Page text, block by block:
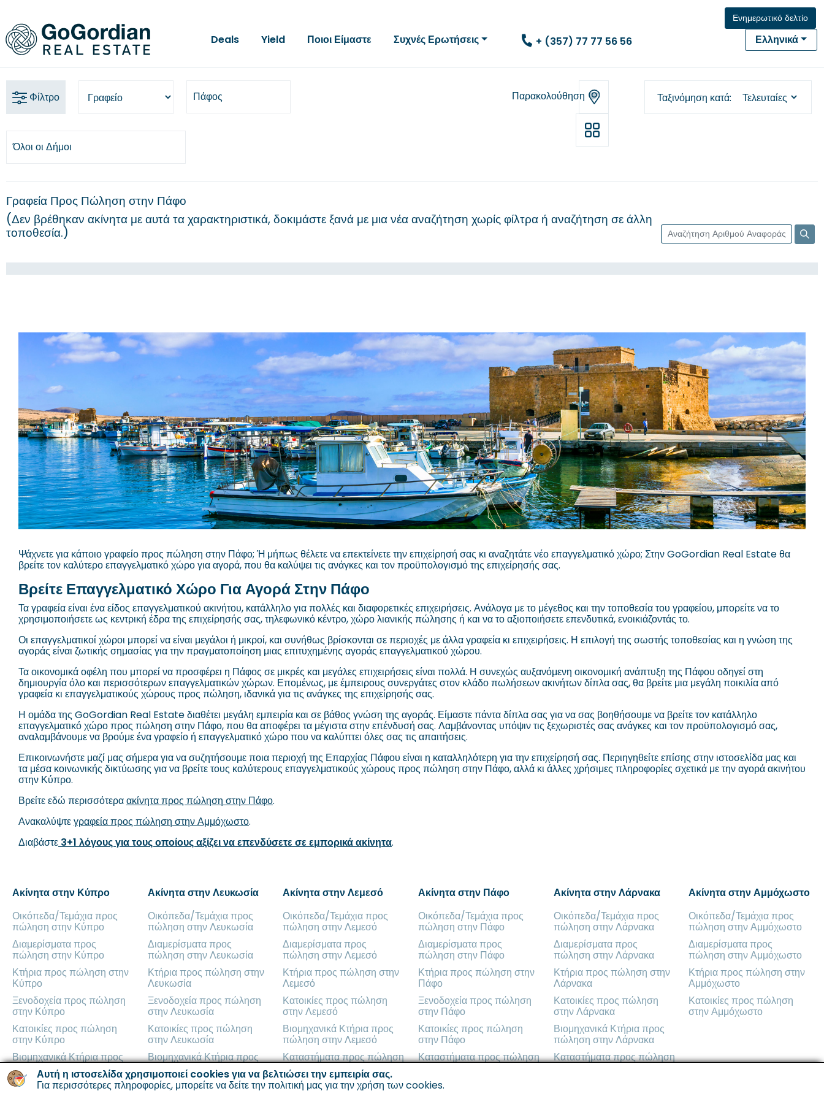
Αυτή η ιστοσελίδα χρησιμοποιεί cookies για να βελτιώσει την εμπειρία σας.
Για περισσότερες πληροφορίες, μπορείτε να δείτε τηνπολιτική μας για την χρήση των cookies.
Deals Yield Ποιοι Είμαστε Συχνές Ερωτήσεις + (357) 77 77 56 56
Ενημερωτικό δελτίο
Ελληνικά
Φίλτρο Πάφος
Όλοι οι Δήμοι
Παρακολούθηση Ταξινόμηση κατά
Γραφεία Προς Πώληση στην Πάφο
Δεν βρέθηκαν ακίνητα με αυτά τα χαρακτηριστικά, δοκιμάστε ξανά με μια νέααναζήτηση χωρίς φίλτρα ή αναζήτηση σε άλλη
τοποθεσία.
Ψάχνετε για κάποιο γραφείο προς πώληση στην Πάφο; Ή μήπως θέλετε να επεκτείνετε την επιχείρησή σας κι αναζητάτε νέο επαγγελματικό χώρο; Στην GoGordian Real Estate θα
βρείτε τον καλύτερο επαγγελματικό χώρο για αγορά, που θα καλύψει τις ανάγκες και τον προϋπολογισμό της επιχείρησής σας.
Βρείτε Επαγγελματικό Χώρο Για Αγορά Στην Πάφο
Τα γραφεία είναι ένα είδος επαγγελματικού ακινήτου, κατάλληλο για πολλές και διαφορετικές επιχειρήσεις. Ανάλογα με το μέγεθος και την τοποθεσία του γραφείου, μπορείτε να το
χρησιμοποιήσετε ως κεντρική έδρα της επιχείρησής σας, τηλεφωνικό κέντρο, χώρο λιανικής πώλησης ή και να το αξιοποιήσετε επενδυτικά, ενοικιάζοντάς το.
Οι επαγγελματικοί χώροι μπορεί να είναι μεγάλοι ή μικροί, και συνήθως βρίσκονται σε περιοχές με άλλα γραφεία κι επιχειρήσεις. Η επιλογή της σωστής τοποθεσίας και η γνώση της
αγοράς είναι ζωτικής σημασίας για την πραγματοποίηση μιας επιτυχημένης αγοράς επαγγελματικού χώρου.
Τα οικονομικά οφέλη που μπορεί να προσφέρει η Πάφος σε μικρές και μεγάλες επιχειρήσεις είναι πολλά. Η συνεχώς αυξανόμενη οικονομική ανάπτυξη της Πάφου οδηγεί στη
δημιουργία όλο και περισσότερων επαγγελματικών χώρων. Επομένως, με έμπειρους συνεργάτες στον κλάδο πωλήσεων ακινήτων δίπλα σας, θα βρείτε μια μεγάλη ποικιλία από
γραφεία κι επαγγελματικούς χώρους προς πώληση, ιδανικά για τις ανάγκες της επιχείρησής σας.
Η ομάδα της GoGordian Real Estate διαθέτει μεγάλη εμπειρία και σε βάθος γνώση της αγοράς. Είμαστε πάντα δίπλα σας για να σας βοηθήσουμε να βρείτε τον κατάλληλο
επαγγελματικό χώρο προς πώληση στην Πάφο, που θα αποφέρει τα μέγιστα στην επένδυσή σας. Λαμβάνοντας υπόψιν τις ξεχωριστές σας ανάγκες και τον προϋπολογισμό σας,
αναλαμβάνουμε να βρούμε ένα γραφείο ή επαγγελματικό χώρο που να καλύπτει όλες σας τις απαιτήσεις.
Επικοινωνήστε μαζί μας σήμερα για να συζητήσουμε ποια περιοχή της Επαρχίας Πάφου είναι η καταλληλότερη για την επιχείρησή σας. Περιηγηθείτε επίσης στην ιστοσελίδα μας και
τα μέσα κοινωνικής δικτύωσης για να βρείτε τους καλύτερους επαγγελματικούς χώρους προς πώληση στην Πάφο, αλλά κι άλλες χρήσιμες πληροφορίες σχετικά με την αγορά ακινήτου
στην Κύπρο.
Βρείτε εδώ περισσότεραακίνητα προς πώληση στην Πάφο.
Ανακαλύψτεγραφεία προς πώληση στην Αμμόχωστο.
Διαβάστε 3+1 λόγους για τους οποίους αξίζει να επενδύσετε σε εμπορικά ακίνητα.
Ακίνητα στην Κύπρο
Οικόπεδα/Τεμάχια προς
πώληση στην Κύπρο
Διαμερίσματα προς
πώληση στην Κύπρο
Κτήρια προς πώληση στην
Κύπρο
Ξενοδοχεία προς πώληση
στην Κύπρο
Κατοικίες προς πώληση
στην Κύπρο
Βιομηχανικά Κτήρια προς
πώληση στην Κύπρο
Γραφεία προς πώληση στην
Ακίνητα στην Λευκωσία
Οικόπεδα/Τεμάχια προς
πώληση στην Λευκωσία
Διαμερίσματα προς
πώληση στην Λευκωσία
Κτήρια προς πώληση στην
Λευκωσία
Ξενοδοχεία προς πώληση
στην Λευκωσία
Κατοικίες προς πώληση
στην Λευκωσία
Βιομηχανικά Κτήρια προς
πώληση στην Λευκωσία
Γραφεία προς πώληση στην
Ακίνητα στην Λεμεσό
Οικόπεδα/Τεμάχια προς
πώληση στην Λεμεσό
Διαμερίσματα προς
πώληση στην Λεμεσό
Κτήρια προς πώληση στην
Λεμεσό
Κατοικίες προς πώληση
στην Λεμεσό
Βιομηχανικά Κτήρια προς
πώληση στην Λεμεσό
Καταστήματα προς πώληση
στην Λεμεσό
Ακίνητα στην Πάφο
Οικόπεδα/Τεμάχια προς
πώληση στην Πάφο
Διαμερίσματα προς
πώληση στην Πάφο
Κτήρια προς πώληση στην
Πάφο
Ξενοδοχεία προς πώληση
στην Πάφο
Κατοικίες προς πώληση
στην Πάφο
Καταστήματα προς πώληση
Ακίνητα στην Λάρνακα
Οικόπεδα/Τεμάχια προς
πώληση στην Λάρνακα
Διαμερίσματα προς
πώληση στην Λάρνακα
Κτήρια προς πώληση στην
Λάρνακα
Κατοικίες προς πώληση
στην Λάρνακα
Βιομηχανικά Κτήρια προς
πώληση στην Λάρνακα
Καταστήματα προς πώληση
Ακίνητα στην Αμμόχωστο
Οικόπεδα/Τεμάχια προς
πώληση στην Αμμόχωστο
Διαμερίσματα προς
πώληση στην Αμμόχωστο
Κτήρια προς πώληση στην
Αμμόχωστο
Κατοικίες προς πώληση
στην Αμμόχωστο